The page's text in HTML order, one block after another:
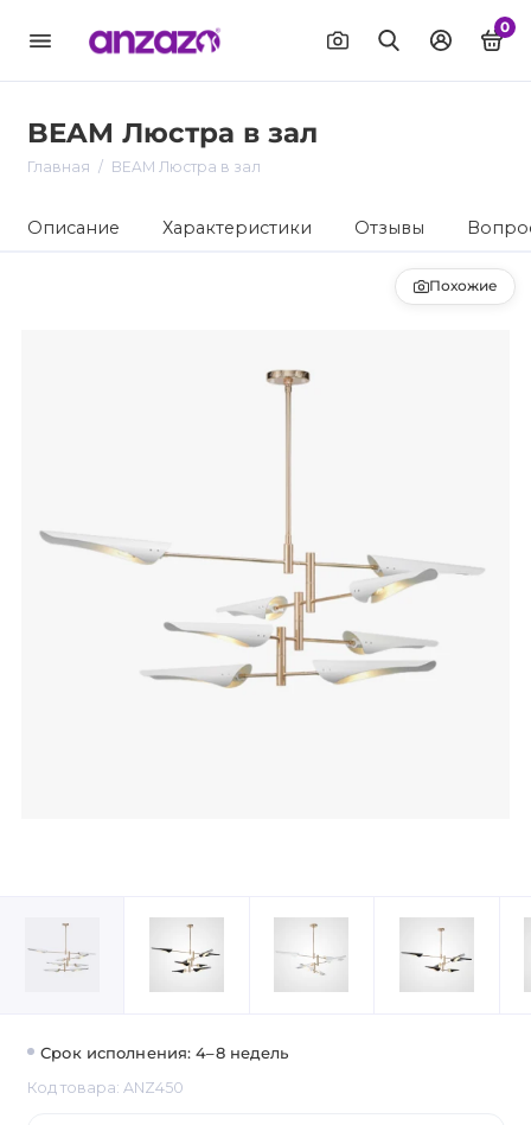
0
BEAM Люстра в зал
Главная BEAM Люстра в зал
Описание Характеристики Отзывы
Похожие
Срок исполнения: 4–8 недель
Код товара: ANZ450